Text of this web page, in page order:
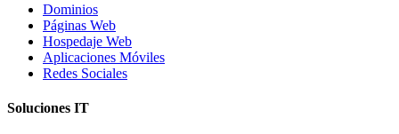
Dominios
Páginas Web
Hospedaje Web
Aplicaciones Móviles
Redes Sociales
Soluciones IT